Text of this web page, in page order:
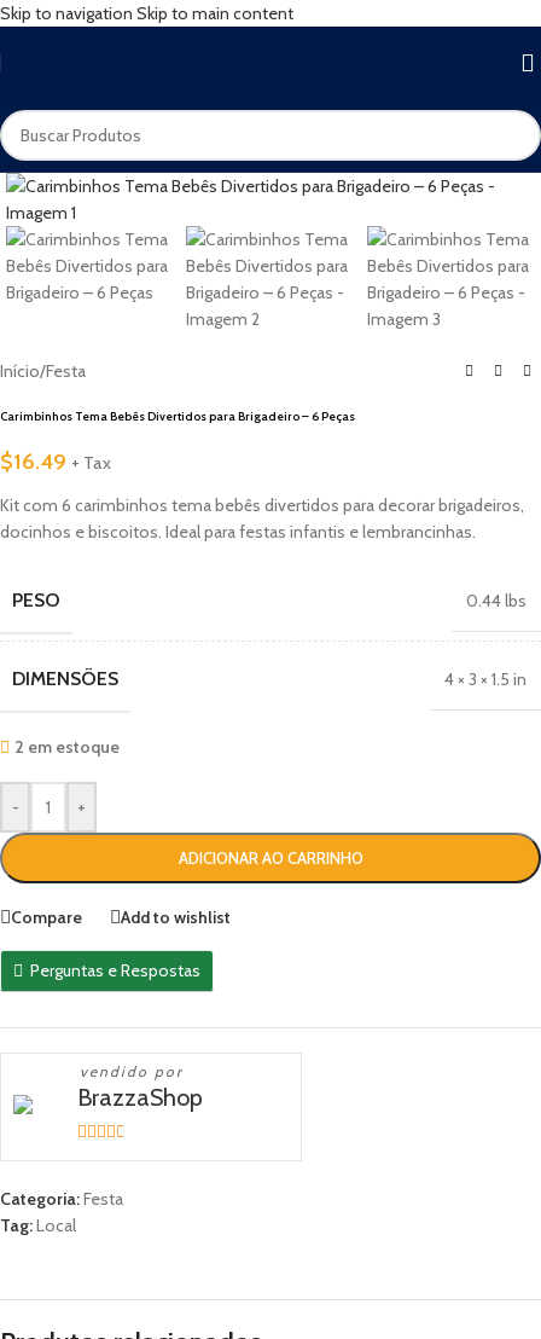
Skip to navigation Skip to main content
Início/Festa
Carimbinhos Tema Bebês Divertidos para Brigadeiro – 6 Peças
$16.49 + Tax
Kit com 6 carimbinhos tema bebês divertidos para decorar brigadeiros,
docinhos e biscoitos. Ideal para festas infantis e lembrancinhas.
PESO 0.44 lbs
DIMENSÕES 4 × 3 × 1.5 in
2 em estoque
- +
ADICIONAR AO CARRINHO
Compare Add to wishlist
Perguntas e Respostas
vendido por
BrazzaShop
2.33
5
Categoria:Festa
Tag:Local